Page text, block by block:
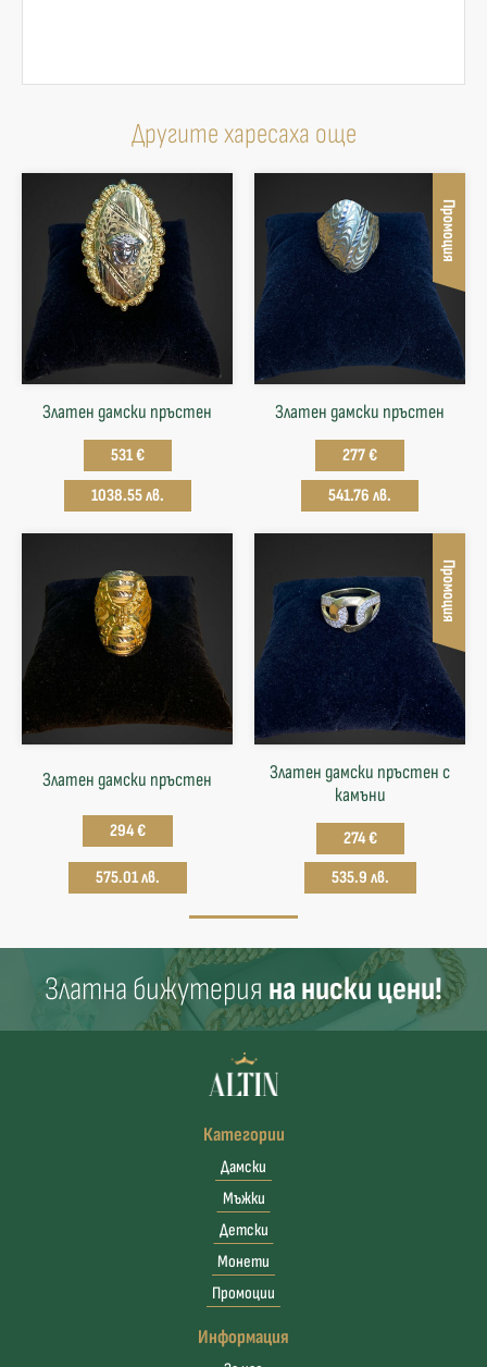
Другите харесаха още
Златен дамски пръстен
531 €
1038.55 лв.
Промоция
Златен дамски пръстен
277 €
541.76 лв.
Златен дамски пръстен
294 €
575.01 лв.
Промоция
Златен дамски пръстен с
камъни
274 €
535.9 лв.
Златна бижутерия на ниски цени!
Категории
Дамски
Мъжки
Детски
Монети
Промоции
Информация